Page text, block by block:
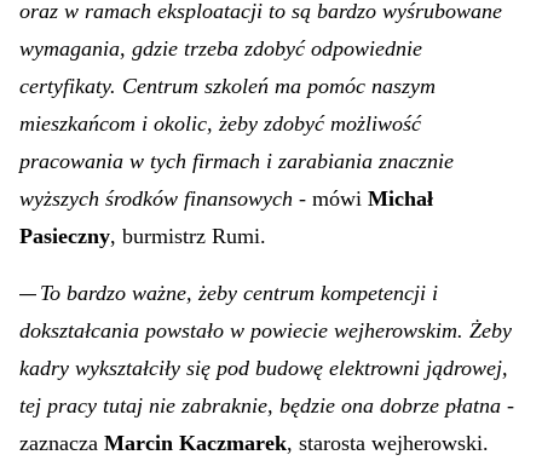
będą powstawały elektrownie wiatrowe na morzy i
elektrownia jądrowa. Kompetencje w zakresie budowy
oraz w ramach eksploatacji to są bardzo wyśrubowane
wymagania, gdzie trzeba zdobyć odpowiednie
certyfikaty. Centrum szkoleń ma pomóc naszym
mieszkańcom i okolic, żeby zdobyć możliwość
pracowania w tych firmach i zarabiania znacznie
wyższych środków finansowych- mówiMichał
Pasieczny, burmistrz Rumi.
—To bardzo ważne, żeby centrum kompetencji i
dokształcania powstało w powiecie wejherowskim. Żeby
kadry wykształciły się pod budowę elektrowni jądrowej,